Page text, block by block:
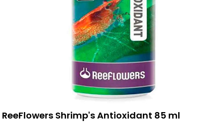
ReeFlowers Shrimp's Antioxidant 85 ml